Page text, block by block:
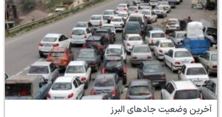
آخرین وضعیت جادهای البرز